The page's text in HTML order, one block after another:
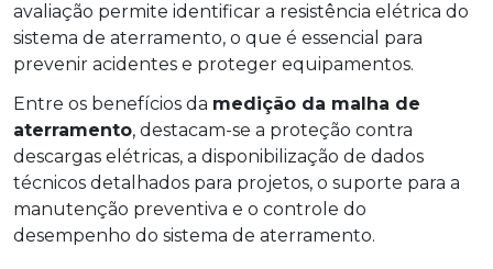
avaliação permite identificar a resistência elétrica do
sistema de aterramento, o que é essencial para
prevenir acidentes e proteger equipamentos.
Entre os benefícios da medição da malha de
aterramento, destacam-se a proteção contra
descargas elétricas, a disponibilização de dados
técnicos detalhados para projetos, o suporte para a
manutenção preventiva e o controle do
desempenho do sistema de aterramento.